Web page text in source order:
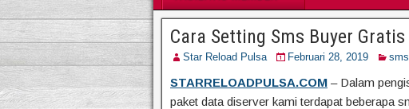
Cara Setting Sms Buyer Gratis
Star Reload Pulsa Februari 28, 2019
STARRELOADPULSA.COM – Dalam
paket data diserver kami terdapat beberapa